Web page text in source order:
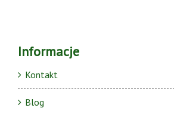
Informacje
Kontakt
Blog